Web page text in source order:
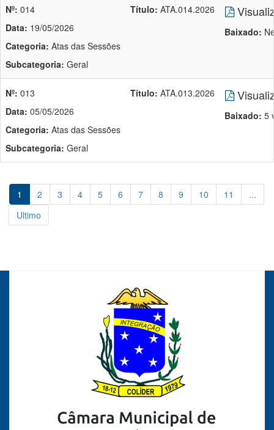
Nº: 014
Data: 19/05/2026
Categoria: Atas das Sessões
Subcategoria: Geral
Título: ATA.014.2026
Baixado:
Nº: 013
Data: 05/05/2026
Categoria: Atas das Sessões
Subcategoria: Geral
Título: ATA.013.2026
Baixado: 5
1 2 3 4 5 6 7 8 9 10 11
...
Ultimo